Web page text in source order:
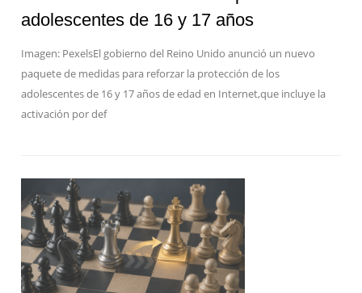
adolescentes de 16 y 17 años
Imagen: PexelsEl gobierno del Reino Unido anunció un nuevo
paquete de medidas para reforzar la protección de los
adolescentes de 16 y 17 años de edad en Internet,que incluye la
activación por def